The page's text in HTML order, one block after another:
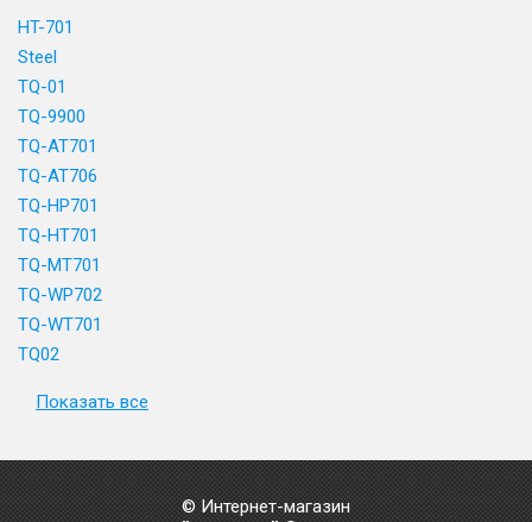
HT-701
Steel
TQ-01
TQ-9900
TQ-AT701
TQ-AT706
TQ-HP701
TQ-HT701
TQ-MT701
TQ-WP702
TQ-WT701
TQ02
Показать все
© Интернет-магазин